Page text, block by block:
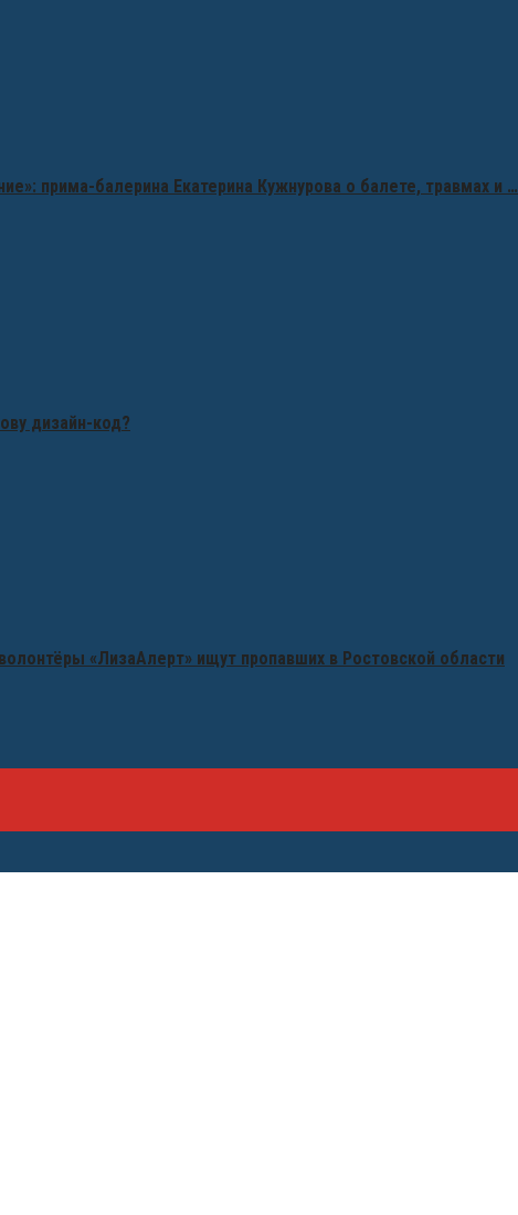
прима-балерина Екатерина Кужнурова о балете, травмах и …
дизайн-код?
«ЛизаАлерт» ищут пропавших в Ростовской области